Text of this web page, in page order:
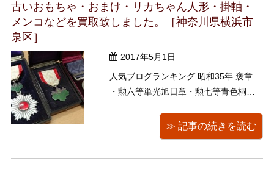
ほど状態が良好です。 ...
古いおもちゃ・おまけ・リカちゃん人形・掛軸・
メンコなどを買取致しました。［神奈川県横浜市
泉区］
2017年5月1日
人気ブログランキング 昭和35年 褒章
・勲六等単光旭日章・勲七等青色桐葉
うございました。 byキョーコ 人気
ブログランキング
≫ 記事の続きを読む